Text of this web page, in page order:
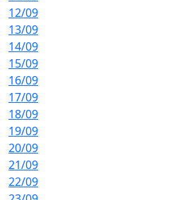
12/09
13/09
14/09
15/09
16/09
17/09
18/09
19/09
20/09
21/09
22/09